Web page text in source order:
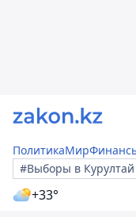
ПолитикаМир
#Выборы в Курултай
+33°